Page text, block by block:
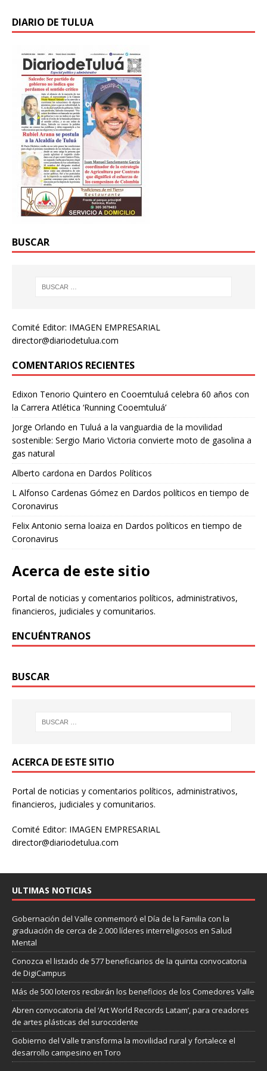
DIARIO DE TULUA
BUSCAR
Comité Editor: IMAGEN EMPRESARIAL
director@diariodetulua.com
COMENTARIOS RECIENTES
Edixon Tenorio Quintero en Cooemtuluá celebra 60 años con
la Carrera Atlética ‘Running Cooemtuluá’
Jorge Orlando en Tuluá a la vanguardia de la movilidad
sostenible: Sergio Mario Victoria convierte moto de gasolina a
gas natural
Alberto cardona en Dardos Políticos
L Alfonso Cardenas Gómez en Dardos políticos en tiempo de
Coronavirus
Felix Antonio serna loaiza en Dardos políticos en tiempo de
Coronavirus
Acerca de este sitio
Portal de noticias y comentarios políticos, administrativos,
financieros, judiciales y comunitarios.
ENCUÉNTRANOS
BUSCAR
ACERCA DE ESTE SITIO
Portal de noticias y comentarios políticos, administrativos,
financieros, judiciales y comunitarios.
Comité Editor: IMAGEN EMPRESARIAL
director@diariodetulua.com
ULTIMAS NOTICIAS
Gobernación del Valle conmemoró el Día de la Familia con la
graduación de cerca de 2.000 líderes interreligiosos en Salud
Mental
Conozca el listado de 577 beneficiarios de la quinta convocatoria
de DigiCampus
Más de 500 loteros recibirán los beneficios de los Comedores Valle
Abren convocatoria del ‘Art World Records Latam’, para creadores
de artes plásticas del suroccidente
Gobierno del Valle transforma la movilidad rural y fortalece el
desarrollo campesino en Toro